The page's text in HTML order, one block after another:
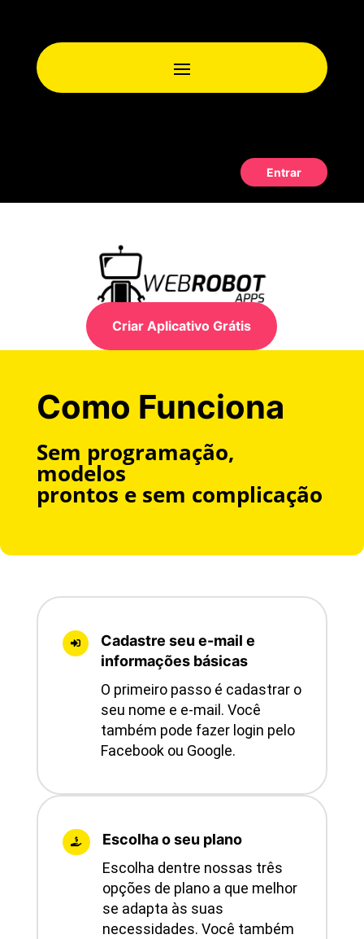
Entrar
Criar Aplicativo Grátis
Como Funciona
Sem programação,
modelos
prontos e sem complicação

Cadastre seu e-mail e
informações básicas
O primeiro passo é cadastrar o
seu nome e e-mail. Você
também pode fazer login pelo
Facebook ou Google.

Escolha o seu plano
Escolha dentre nossas três
opções de plano a que melhor
se adapta às suas
necessidades. Você também